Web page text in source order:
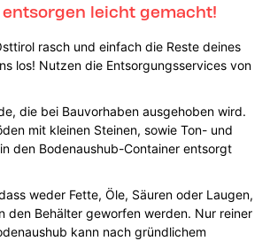
leicht gemacht!
rasch und einfach die Reste deines
los! Nutzen die Entsorgungsservices von
die bei Bauvorhaben ausgehoben wird.
mit kleinen Steinen, sowie Ton- und
den Bodenaushub-Container entsorgt
weder Fette, Öle, Säuren oder Laugen,
den Behälter geworfen werden. Nur reiner
kann nach gründlichem